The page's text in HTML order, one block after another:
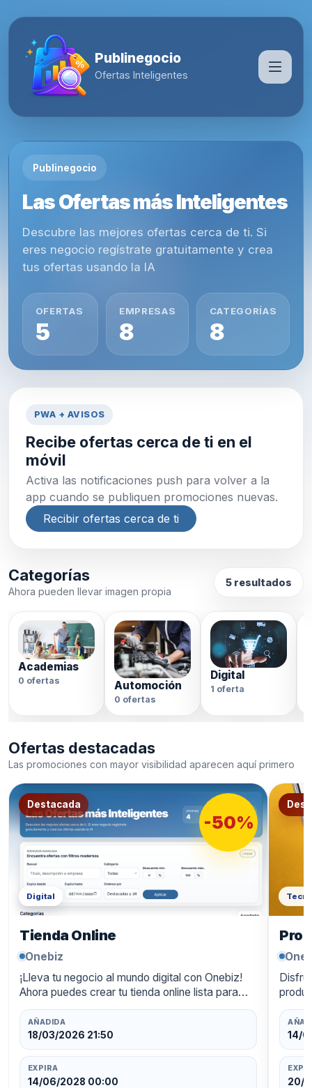
Publinegocio
Ofertas Inteligentes
Publinegocio
Las Ofertas más Inteligentes
Descubre las mejores ofertas cerca de ti. Si
eres negocio regístrate gratuitamente y crea
tus ofertas usando la IA
OFERTAS
5
EMPRESAS
8
CATEGORÍAS
8
PWA + AVISOS
Recibe ofertas cerca de ti en el
móvil
Activa las notificaciones push para volver a la
app cuando se publiquen promociones nuevas.
Recibir ofertas cerca de ti
Categorías
Ahora pueden llevar imagen propia
5 resultados
Academias
0 ofertas Automoción
0 ofertas
Digital
1 oferta
Ofertas destacadas
Las promociones con mayor visibilidad aparecen aquí primero
Destacada
-50%
Digital
Tienda Online
Onebiz
¡Lleva tu negocio al mundo digital con Onebiz!
Ahora puedes crear tu tienda online lista para
funcionar las 24 horas, con un diseño
profesional y pagos integra…
AÑADIDA
18/03/2026 21:50
EXPIRA
14/06/2028 00:00
14/
20/